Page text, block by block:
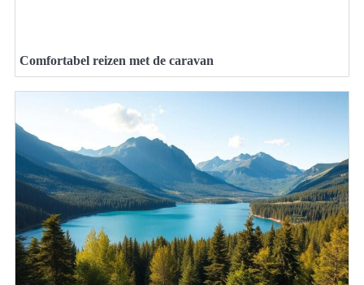
Comfortabel reizen met de caravan